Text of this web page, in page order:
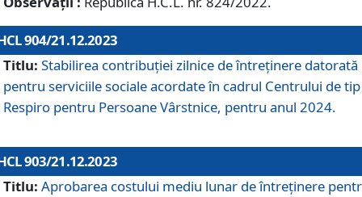
904/21.12.2023
Titlu: Stabilirea contribuţiei zilnice de întreținere datorată
pentru serviciile sociale acordate în cadrul Centrului de tip
Respiro pentru Persoane Vârstnice, pentru anul 2024.
903/21.12.2023
Titlu: Aprobarea costului mediu lunar de întreţinere